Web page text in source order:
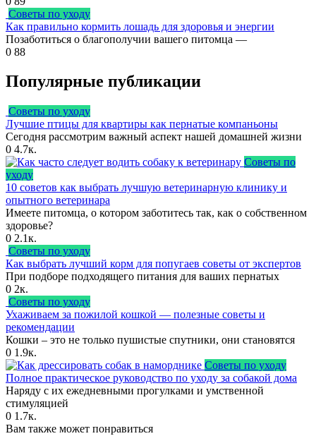
Советы по уходу
Как правильно кормить лошадь для здоровья и энергии
Позаботиться о благополучии вашего питомца —
0 88
Популярные публикации
Советы по уходу
Лучшие птицы для квартиры как пернатые компаньоны
Сегодня рассмотрим важный аспект нашей домашней жизни
0 4.7к.
Советы по
уходу
10 советов как выбрать лучшую ветеринарную клинику и
опытного ветеринара
Имеете питомца, о котором заботитесь так, как о собственном
здоровье?
0 2.1к.
Советы по уходу
Как выбрать лучший корм для попугаев советы от экспертов
При подборе подходящего питания для ваших пернатых
0 2к.
Советы по уходу
Ухаживаем за пожилой кошкой — полезные советы и
рекомендации
Кошки – это не только пушистые спутники, они становятся
0 1.9к.
Советы по уходу
Полное практическое руководство по уходу за собакой дома
Наряду с их ежедневными прогулками и умственной
стимуляцией
0 1.7к.
Вам также может понравиться